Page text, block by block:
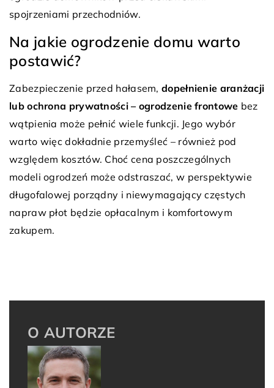
spojrzeniami przechodniów.
Na jakie ogrodzenie domu warto
postawić?
Zabezpieczenie przed hałasem, dopełnienie aranżacji
lub ochrona prywatności – ogrodzenie frontowe bez
wątpienia może pełnić wiele funkcji. Jego wybór
warto więc dokładnie przemyśleć – również pod
względem kosztów. Choć cena poszczególnych
modeli ogrodzeń może odstraszać, w perspektywie
długofalowej porządny i niewymagający częstych
napraw płot będzie opłacalnym i komfortowym
zakupem.
O AUTORZE